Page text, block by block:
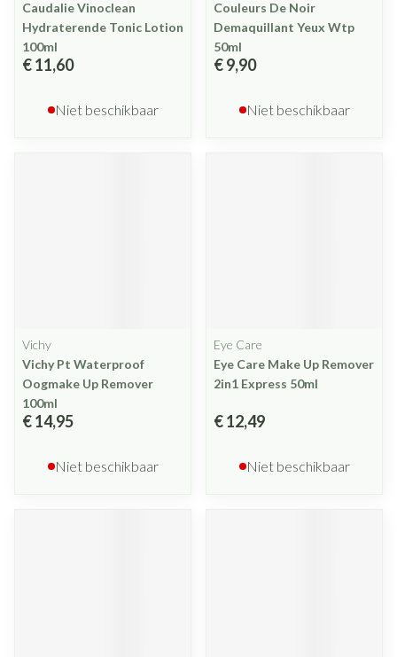
Caudalie Vinoclean
Hydraterende Tonic Lotion
100ml
€ 11,60
Niet beschikbaar
Couleurs De Noir
Demaquillant Yeux Wtp
50ml
€ 9,90
Niet beschikbaar
Vichy
Vichy Pt Waterproof
Oogmake Up Remover
100ml
€ 14,95
Niet beschikbaar
Eye Care
Eye Care Make Up Remover
2in1 Express 50ml
€ 12,49
Niet beschikbaar